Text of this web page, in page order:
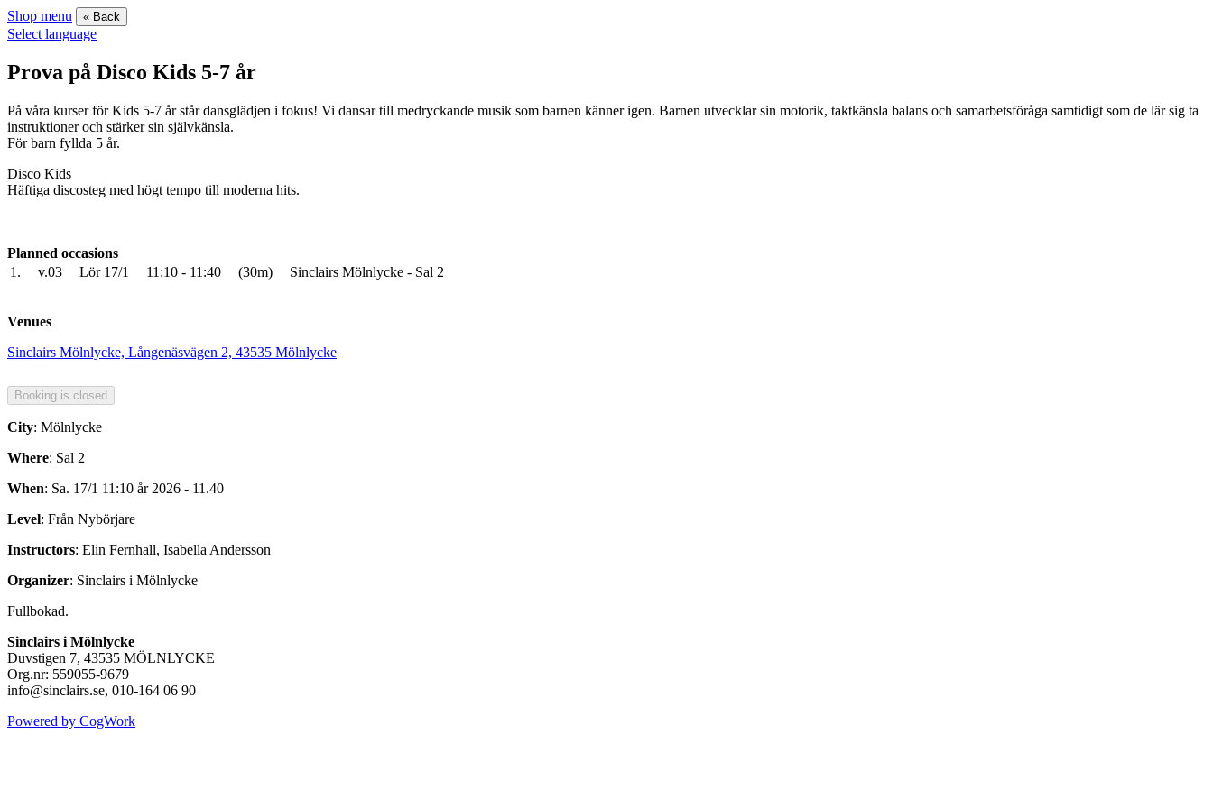
Shop menu « Back
Select language
Prova på Disco Kids 5-7 år
På våra kurser för Kids 5-7 år står dansglädjen i fokus! Vi dansar till medryckande musik som barnen känner igen. Barnen utvecklar sin motorik, taktkänsla balans och samarbetsföråga samtidigt som de lär sig ta
instruktioner och stärker sin självkänsla.
För barn fyllda 5 år.
Disco Kids
Häftiga discosteg med högt tempo till moderna hits.
Planned occasions
1.
v.03 Lör 17/1 11:10 - 11:40 (30m) Sinclairs Mölnlycke - Sal 2
Venues
Sinclairs Mölnlycke, Långenäsvägen 2, 43535 Mölnlycke
City: Mölnlycke
Where: Sal 2
When: Sa. 17/1 11:10 år 2026 - 11.40
Level: Från Nybörjare
Instructors: Elin Fernhall, Isabella Andersson
Organizer: Sinclairs i Mölnlycke
Fullbokad.
Sinclairs i Mölnlycke
Duvstigen 7, 43535 MÖLNLYCKE
Org.nr: 559055-9679
info@sinclairs.se, 010-164 06 90
Powered by CogWork